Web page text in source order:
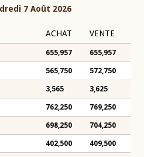
7 Août 2026
ACHAT VENTE
655,957 655,957
565,750 572,750
3,565 3,625
762,250 769,250
698,250 704,250
402,500 409,500